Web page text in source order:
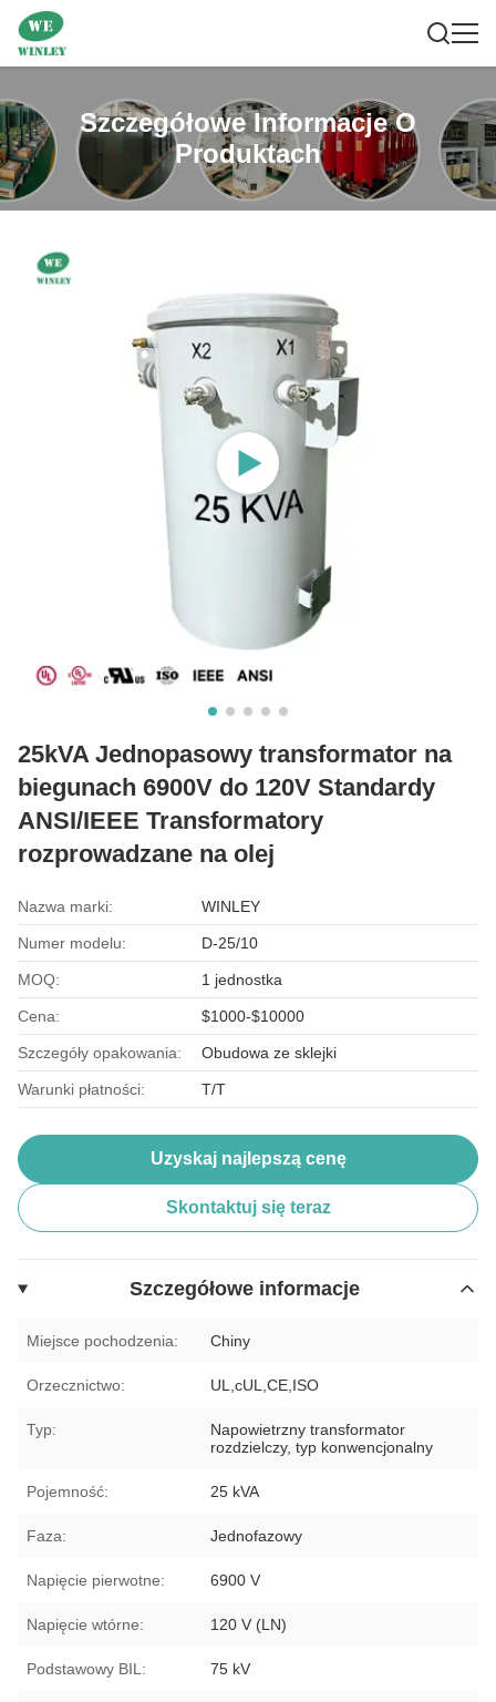
Szczegółowe Informacje O
Produktach
25kVA Jednopasowy transformator na
biegunach 6900V do 120V Standardy
ANSI/IEEE Transformatory
rozprowadzane na olej
Nazwa marki: WINLEY
Numer modelu: D-25/10
MOQ: 1 jednostka
Cena: $1000-$10000
Szczegóły opakowania: Obudowa ze sklejki
Warunki płatności: T/T
Uzyskaj najlepszą cenę
Skontaktuj się teraz
Szczegółowe informacje
Miejsce pochodzenia: Chiny
Orzecznictwo: UL,cUL,CE,ISO
Typ:
Napowietrzny transformator
rozdzielczy, typ konwencjonalny
Pojemność: 25 kVA
Faza: Jednofazowy
Napięcie pierwotne: 6900 V
Napięcie wtórne: 120 V (LN)
Podstawowy BIL: 75 kV